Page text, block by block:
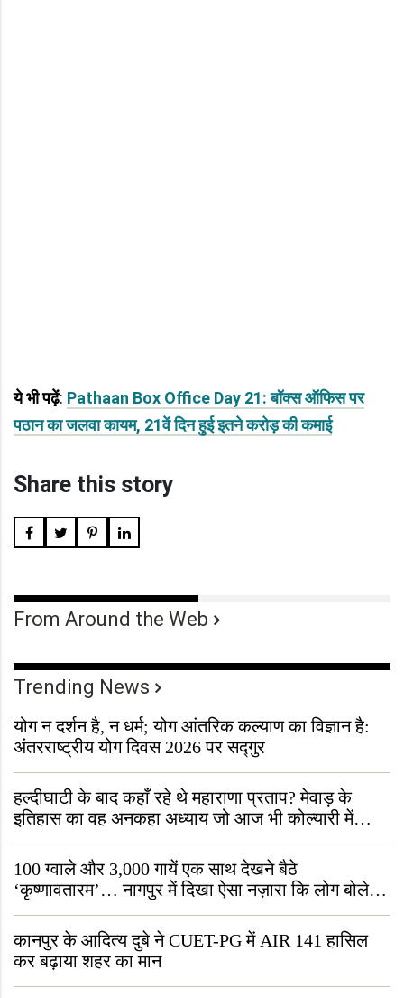
ये भी पढ़ें: Pathaan Box Office Day 21: बॉक्स ऑफिस पर
पठान का जलवा कायम, 21वें दिन हुई इतने करोड़ की कमाई
Share this story
From Around the Web
Trending News
योग न दर्शन है, न धर्म; योग आंतरिक कल्याण का विज्ञान है:
अंतरराष्ट्रीय योग दिवस 2026 पर सद्गुर
हल्दीघाटी के बाद कहाँ रहे थे महाराणा प्रताप? मेवाड़ के
इतिहास का वह अनकहा अध्याय जो आज भी कोल्यारी में
जीवित है
100 ग्वाले और 3,000 गायें एक साथ देखने बैठे
‘कृष्णावतारम’… नागपुर में दिखा ऐसा नज़ारा कि लोग बोले,
“ऐसा तो सिर्फ़ कृष्ण ही कर सकते हैं”
कानपुर के आदित्य दुबे ने CUET-PG में AIR 141 हासिल
कर बढ़ाया शहर का मान